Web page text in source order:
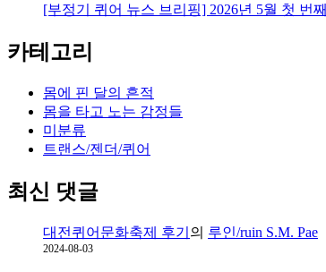
[부정기 퀴어 뉴스 브리핑] 2026년 5월 첫 번째
카테고리
몸에 핀 달의 흔적
몸을 타고 노는 감정들
미분류
트랜스/젠더/퀴어
최신 댓글
대전퀴어문화축제 후기 의 루인/ruin S.M. Pae
2024-08-03